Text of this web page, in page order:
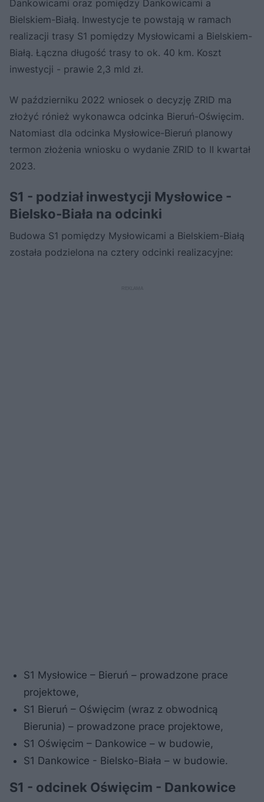
Dankowicami oraz pomiędzy Dankowicami a
Bielskiem-Białą. Inwestycje te powstają w ramach
realizacji trasy S1 pomiędzy Mysłowicami a Bielskiem-
Białą. Łączna długość trasy to ok. 40 km. Koszt
inwestycji - prawie 2,3 mld zł.
W październiku 2022 wniosek o decyzję ZRID ma
złożyć rónież wykonawca odcinka Bieruń-Oświęcim.
Natomiast dla odcinka Mysłowice-Bieruń planowy
termon złożenia wniosku o wydanie ZRID to II kwartał
2023.
S1 - podział inwestycji Mysłowice -
Bielsko-Biała na odcinki
Budowa S1 pomiędzy Mysłowicami a Bielskiem-Białą
została podzielona na cztery odcinki realizacyjne:
S1 Mysłowice – Bieruń – prowadzone prace
projektowe,
S1 Bieruń – Oświęcim (wraz z obwodnicą
Bierunia) – prowadzone prace projektowe,
S1 Oświęcim – Dankowice – w budowie,
S1 Dankowice - Bielsko-Biała – w budowie.
S1 - odcinek Oświęcim - Dankowice